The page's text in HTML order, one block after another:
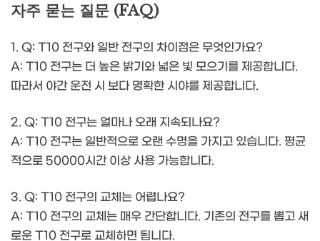
자주 묻는 질문 (FAQ)
1. Q: T10 전구와 일반 전구의 차이점은 무엇인가요?
A: T10 전구는 더 높은 밝기와 넓은 빛 모으기를 제공합니다.
따라서 야간 운전 시 보다 명확한 시야를 제공합니다.
2. Q: T10 전구는 얼마나 오래 지속되나요?
A: T10 전구는 일반적으로 오랜 수명을 가지고 있습니다. 평균
적으로 50000시간 이상 사용 가능합니다.
3. Q: T10 전구의 교체는 어렵나요?
A: T10 전구의 교체는 매우 간단합니다. 기존의 전구를 뽑고 새
로운 T10 전구로 교체하면 됩니다.